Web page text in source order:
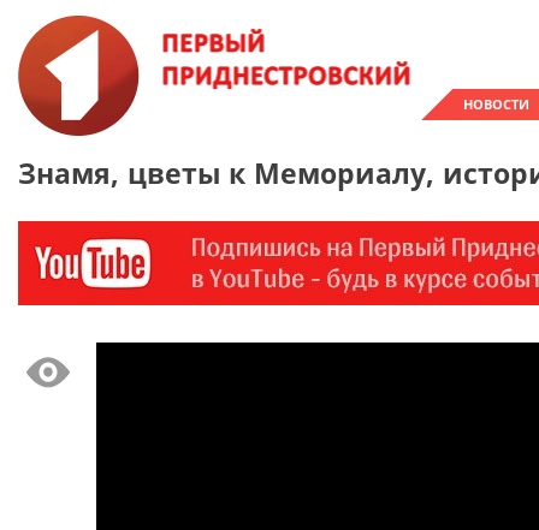
НОВОСТИ
Знамя, цветы к Мемориалу,